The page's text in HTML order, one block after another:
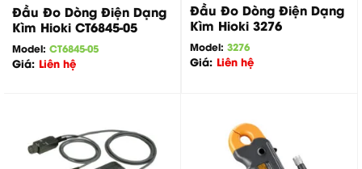
Đầu Đo Dòng Điện Dạng
Kìm Hioki CT6845-05
Model: CT6845-05
Giá: Liên hệ
Đầu Đo Dòng Điện Dạng
Kìm Hioki 3276
Model: 3276
Giá: Liên hệ